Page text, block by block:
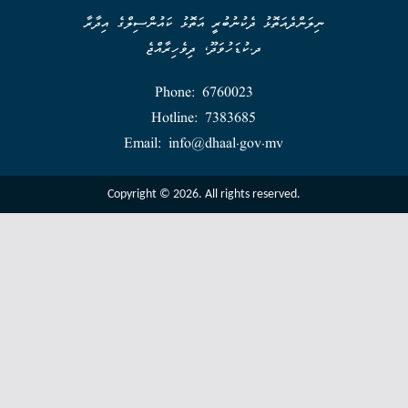
ނިލަންދެއަތޮޅު ދެކުނުބުރީ އަތޮޅު ކައުންސިލްގެ އިދާރާ
ދ.ކުޑަހުވަދޫ، ދިވެހިރާއްޖެ
Phone: 6760023
Hotline: 7383685
Email: info@dhaal.gov.mv
Copyright © 2026. All rights reserved.